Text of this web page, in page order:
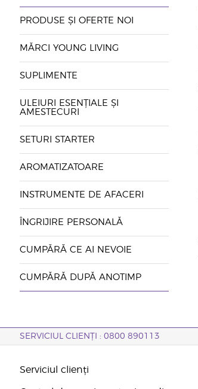
PRODUSE ȘI OFERTE NOI
MĂRCI YOUNG LIVING
SUPLIMENTE
ULEIURI ESENȚIALE ȘI
AMESTECURI
SETURI STARTER
AROMATIZATOARE
INSTRUMENTE DE AFACERI
ÎNGRIJIRE PERSONALĂ
CUMPĂRĂ CE AI NEVOIE
CUMPĂRĂ DUPĂ ANOTIMP
SERVICIUL CLIENȚI : 0800 890113
Serviciul clienți